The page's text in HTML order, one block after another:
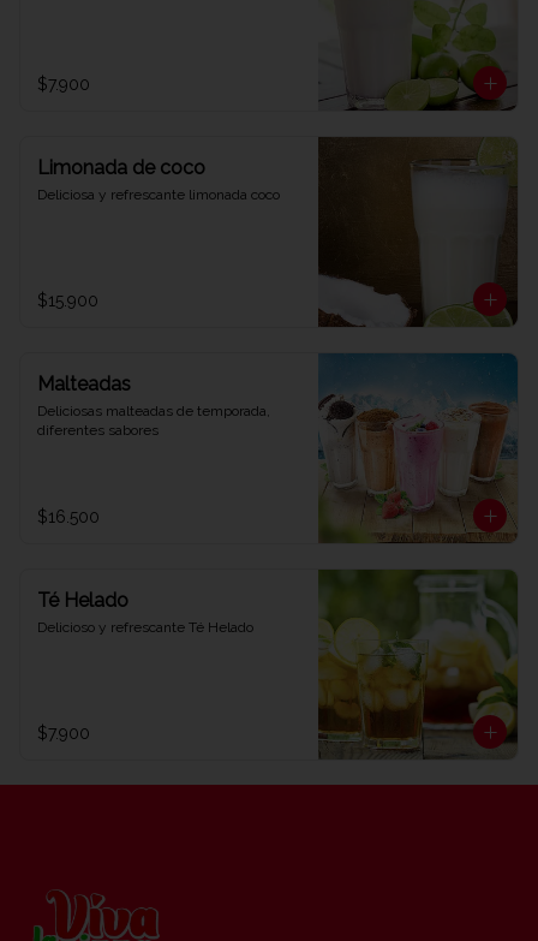
$7.900
Limonada de coco
Deliciosa y refrescante limonada coco
$15.900
Malteadas
Deliciosas malteadas de temporada,
diferentes sabores
$16.500
Té Helado
Delicioso y refrescante Té Helado
$7.900